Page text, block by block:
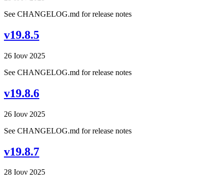
See CHANGELOG.md for release notes
v19.8.5
26 Ιουν 2025
See CHANGELOG.md for release notes
v19.8.6
26 Ιουν 2025
See CHANGELOG.md for release notes
v19.8.7
28 Ιουν 2025